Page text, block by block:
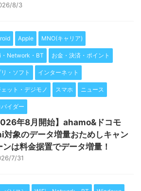
8/3
Apple MNO(キャリア)
・Network・BT お金・決済・ポイント
・ソフト インターネット
ット・デジモノ スマホ ニュース
イダー
年8月開始】ahamo&ドコモ
対象のデータ増量おためしキャン
ンは料金据置でデータ増量！
7/31